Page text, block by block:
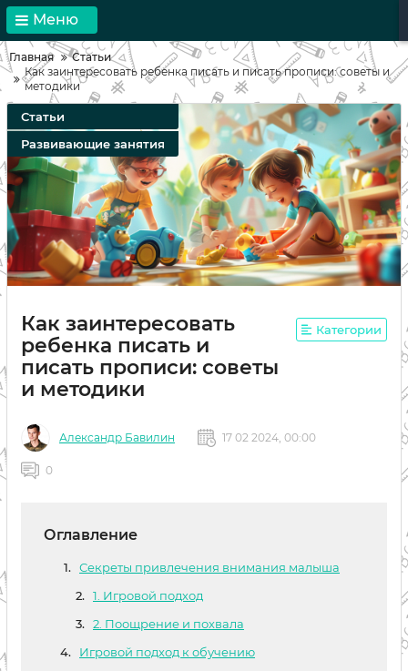
Меню
Главная
Статьи
Как заинтересовать ребенка писать и писать прописи: советы и
методики
Статьи
Развивающие занятия
Как заинтересовать
ребенка писать и
писать прописи: советы
и методики
Категории
Александр Бавилин 17 02 2024, 00:00
0
Оглавление
Секреты привлечения внимания малыша
1. Игровой подход
2. Поощрение и похвала
Игровой подход к обучению